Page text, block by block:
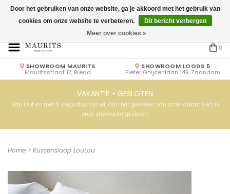
Openingstijden: Vrijdag & Zaterdag 10.00u - 17.00u of op afspraak!
0
SHOWROOM MAURITS
Mauritsstraat 17, Breda
SHOWROOM LOODS 5
Pieter Ghijsenlaan 14B, Zaandam
VAKANTIE - GESLOTEN
Van 1 tot en met 8 augustus zijn wij aan het genieten van onze vakantie en is
onze showroom gesloten.
Home > Kussensloop LouLou
Door het gebruiken van onze website, ga je akkoord met het gebruik van
cookies om onze website te verbeteren.
Dit bericht verbergen
Meer over cookies »